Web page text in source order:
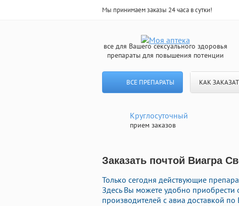
Мы принимаем заказы 24 часа в сутки!
все для Вашего сексуального здоровья
препараты для повышения потенции
ВСЕ ПРЕПАРАТЫ КАК
Круглосуточный
прием заказов
Заказать почтой Виагра
Только сегодня действующие
Здесь Вы можете удобно
производителей с авиа доставкой по